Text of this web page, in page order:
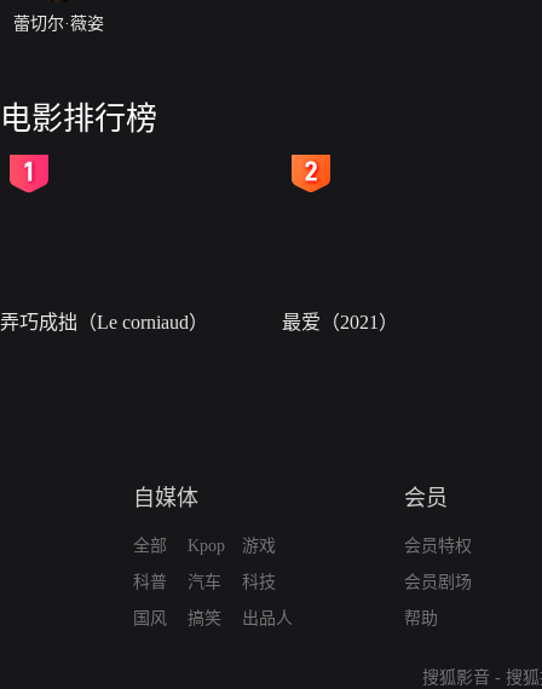
蕾切尔·薇姿
电影排行榜
弄巧成拙（Le corniaud） 最爱（2021）
自媒体
全部
科普
国风
Kpop
汽车
搞笑
游戏
科技
出品人
会员
会员特权
会员剧场
帮助
搜狐影音 - 搜